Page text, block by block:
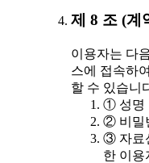
제 8 조 (계
이용자는 다
스에 접속하
할 수 있습니
① 성명
② 비밀
③ 자료
한 이용